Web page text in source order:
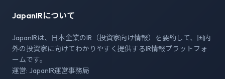
JapanIRについて
JapanIRは、日本企業のIR（投資家向け情報）を要約して、国内
外の投資家に向けてわかりやすく提供するIR情報プラットフォ
ームです。
運営: JapanIR運営事務局